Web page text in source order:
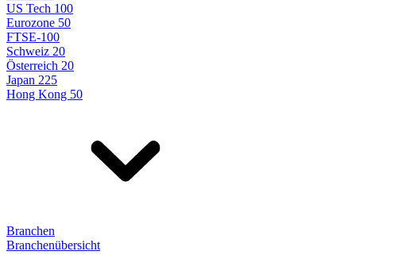
US Tech 100
Eurozone 50
FTSE-100
Schweiz 20
Österreich 20
Japan 225
Hong Kong 50
Branchen
Branchenübersicht